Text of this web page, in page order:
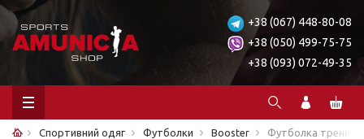
+38 (067) 448-80-08
+38 (050) 499-75-75
+38 (093) 072-49-35
Спортивний одяг Футболки Booster Футболка